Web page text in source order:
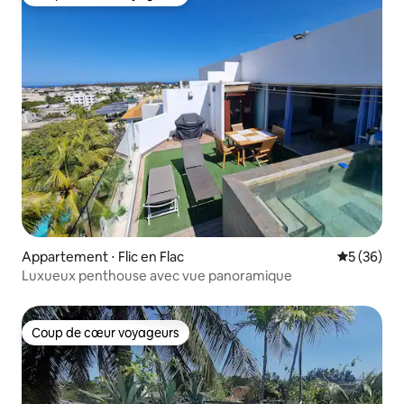
Appartement ⋅ Flic en Flac
5 (36)
Luxueux penthouse avec vue panoramique
Coup de cœur voyageurs
Coup de cœur voyageurs